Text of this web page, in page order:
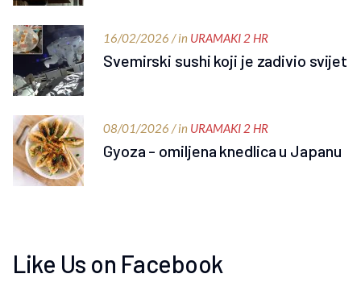
16/02/2026 / in URAMAKI 2 HR
Svemirski sushi koji je zadivio svijet
08/01/2026 / in URAMAKI 2 HR
Gyoza - omiljena knedlica u Japanu
Like Us on Facebook